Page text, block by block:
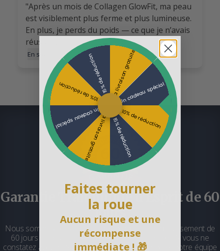
"Après un mois de Collagen GlowFit, ma peau
est visiblement plus ferme et plus lumineuse.
En plus, je perds du poids — ce que je n’avais
réussi avec aucun autre compléme..."
En savoir plus
Garantie Tranquillité d'Esprit de 60
Jours
Nous sommes fiers d'offrir une garantie de remboursement de
60 jours sur chaque produit Golden Tree acheté. Si vous ne
constatez aucun résultat, il vous suffit de contacter notre équipe
La livraison gratuite
Un cadeau spécial
10% de réduction
15% de réduction
La livraison gratuite
Un cadeau spécial
10% de réduction
15% de réduction
Faites tourner
la roue
Aucun risque et une
récompense
immédiate ! 🎁